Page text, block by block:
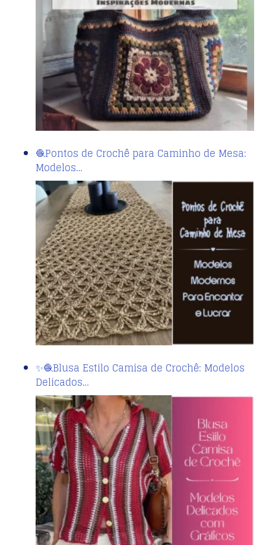
🧶Pontos de Crochê para Caminho de Mesa:
Modelos…
✨🧶Blusa Estilo Camisa de Crochê: Modelos
Delicados…